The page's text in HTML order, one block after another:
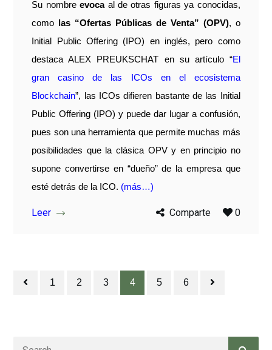
Su nombreevocaal de otras figuras ya conocidas,
como las “Ofertas Públicas de Venta” (OPV), o
Initial Public Offering (IPO) en inglés, pero como
destaca ALEX PREUKSCHAT en su artículo “El
gran casino de las ICOs en el ecosistema
Blockchain”, las ICOs difieren bastante de las Initial
Public Offering (IPO) y puede dar lugar a confusión,
pues son una herramienta que permite muchas más
posibilidades que la clásica OPV y en principio no
supone convertirse en “dueño” de la empresa que
esté detrás de la ICO. (más…)
Leer Comparte 0
1 2 3 4 5 6